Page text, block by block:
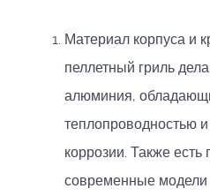
Материал корпуса и
пеллетный гриль
алюминия,
теплопроводностью
коррозии. Также
современные модели